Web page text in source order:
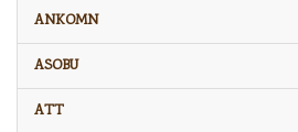
ANKOMN
ASOBU
ATT